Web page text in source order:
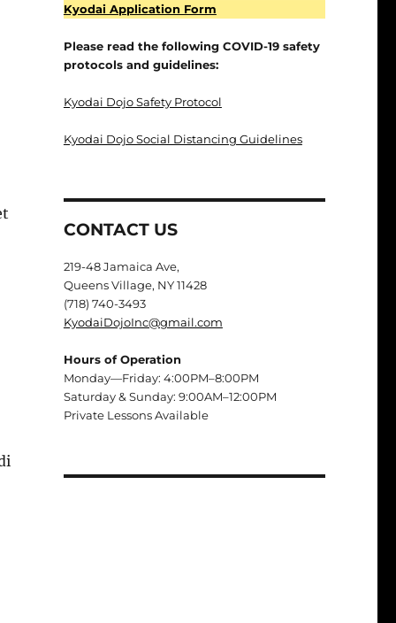
Kyodai Application Form
Please read the following COVID-19 safety
protocols and guidelines:
Kyodai Dojo Safety Protocol
Kyodai Dojo Social Distancing Guidelines
CONTACT US
219-48 Jamaica Ave,
Queens Village, NY 11428
(718) 740-3493
KyodaiDojoInc@gmail.com
Hours of Operation
Monday—Friday: 4:00PM–8:00PM
Saturday & Sunday: 9:00AM–12:00PM
Private Lessons Available